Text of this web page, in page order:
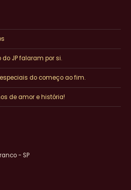
JP falaram por si.
do começo ao fim.
de amor e história!
- SP